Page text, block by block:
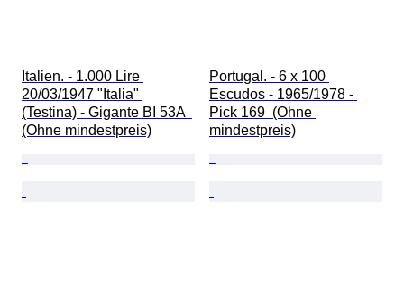
Italien. - 1.000 Lire
20/03/1947 "Italia"
(Testina) - Gigante BI 53A
(Ohne mindestpreis)
Portugal. - 6 x 100
Escudos - 1965/1978 -
Pick 169  (Ohne
mindestpreis)